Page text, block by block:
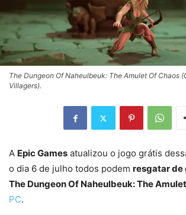
The Dungeon Of Naheulbeuk: The Amulet Of Chaos
Villagers).
A Epic Games atualizou o jogo grátis
o dia 6 de julho todos podem resgatar de
The Dungeon Of Naheulbeuk: The
PC.